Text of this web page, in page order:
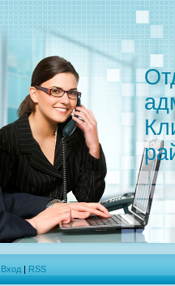
Вход | RSS